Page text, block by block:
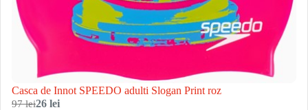
Casca de Innot SPEEDO adulti Slogan Print roz
97 lei26 lei